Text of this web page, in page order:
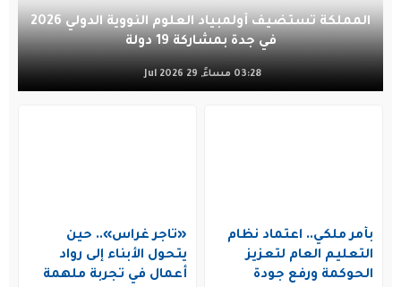
المملكة تستضيف أولمبياد العلوم النووية الدولي 2026
في جدة بمشاركة 19 دولة
03:28 مساءً, 29 Jul 2026
بأمر ملكي.. اعتماد نظام
التعليم العام لتعزيز
الحوكمة ورفع جودة
«تاجر غراس».. حين
يتحول الأبناء إلى رواد
أعمال في تجربة ملهمة